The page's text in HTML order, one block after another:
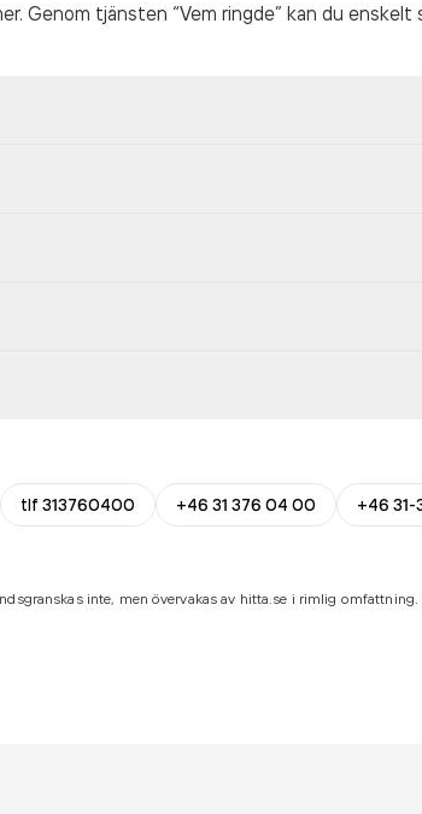
tjänsten “Vem ringde” kan du enskelt
tlf 313760400 +46 31 376 04 00 +46
inte, men övervakas av hitta.se i rimlig